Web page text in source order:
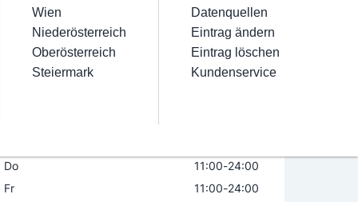
Friseur
Nägel
Haarentfernung
Make-Up
Terminbuchung
Kostenlose Beratung
Elektriker
Installateure
Maler & Lackierer
Branchen A-Z
Eintrag hinzufügen
Eintrag beanspruchen
Eintrag verwalten
Eintrag bewerben
Wien
Niederösterreich
Oberösterreich
Steiermark
Datenquellen
Eintrag ändern
Eintrag löschen
Kundenservice
Öffnungszeiten
Do
11:00-24:00
Fr
11:00-24:00